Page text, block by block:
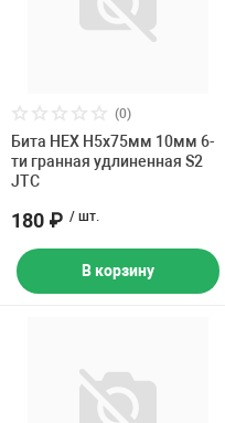
(0)
Бита HEX H5х75мм 10мм 6-
ти гранная удлиненная S2
JTC
180 ₽ / шт.
В корзину